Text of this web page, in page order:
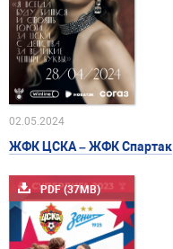
02.05.2024
ЖФК ЦСКА – ЖФК Спартак
PDF (37MB)